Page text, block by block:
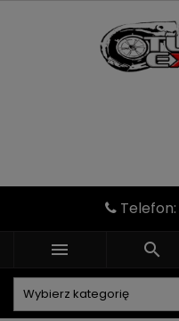
Telefon:
 